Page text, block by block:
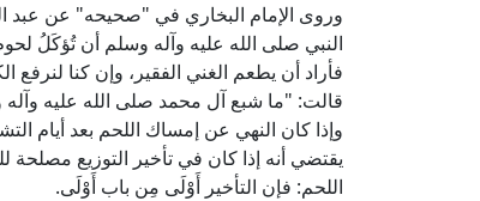
وروى الإمام البخاري في "صحيحه" عن عبد
النبي صلى الله عليه وآله وسلم أن تُؤكَلُ
فأراد أن يطعم الغني الفقير، وإن كنا
قالت: "ما شبع آل محمد صلى الله عليه وآله
وإذا كان النهي عن إمساك اللحم بعد أيام
يقتضي أنه إذا كان في تأخير التوزيع مصلحة
اللحم: فإن التأخير أَوْلَى مِن باب أَوْلَى.